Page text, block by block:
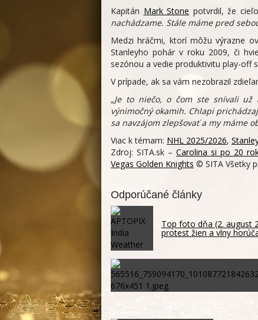
Kapitán Mark Stone potvrdil, že
nachádzame. Stále máme pred
Medzi hráčmi, ktorí môžu výrazne
Stanleyho pohár v roku 2009, či
sezónou a vedie produktivitu play-off
V prípade, ak sa vám nezobrazil
„Je to niečo, o čom ste snívali
výnimočný okamih. Chlapi
sa navzájom zlepšovať a my máme
Viac k témam: NHL 2025/2026,
Zdroj: SITA.sk –Carolina si po 20
Vegas Golden Knights © SITA Všetky
Odporúčané články
Top foto dňa (2. august
protest žien a vlny